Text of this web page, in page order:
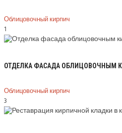
Облицовочный кирпич
1
ОТДЕЛКА ФАСАДА ОБЛИЦОВОЧНЫМ
Облицовочный кирпич
3